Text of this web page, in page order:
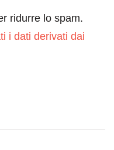
ridurre lo spam.
i dati derivati dai